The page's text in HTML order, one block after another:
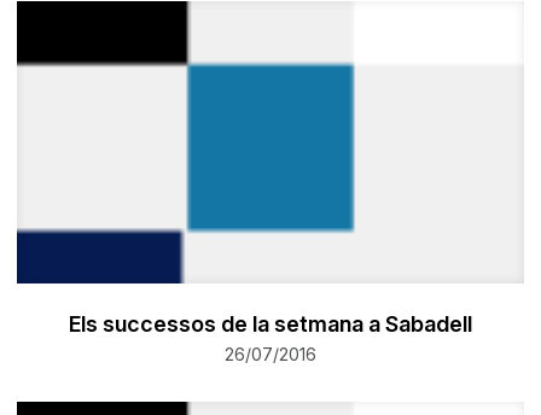
Els successos de la setmana a Sabadell
26/07/2016